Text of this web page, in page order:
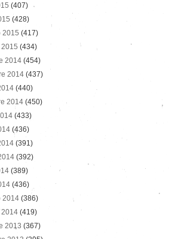
(407)
(428)
2015 (417)
(434)
2014 (454)
2014 (437)
(440)
2014 (450)
(433)
(436)
(391)
(392)
(389)
(436)
2014 (386)
(419)
2013 (367)